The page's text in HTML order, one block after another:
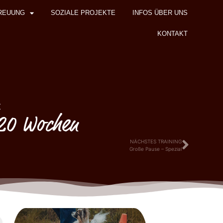
SOZIALE PROJEKTE INFOS ÜBER UNS
KONTAKT
Wochen
NÄCHSTES TRAINING
Große Pause – Spezial